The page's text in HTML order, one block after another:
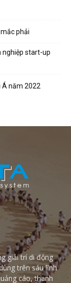
phải
nghiệp start-up
Á năm 2022
giải trí di động
trên sáu lĩnh
cáo, thanh